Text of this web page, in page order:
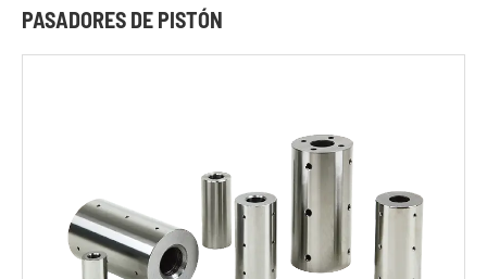
desgaste
resistentes
PASADORES DE PISTÓN